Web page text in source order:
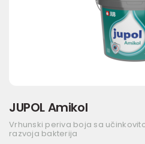
JUPOL Amikol
Vrhunski periva boja sa
razvoja bakterija